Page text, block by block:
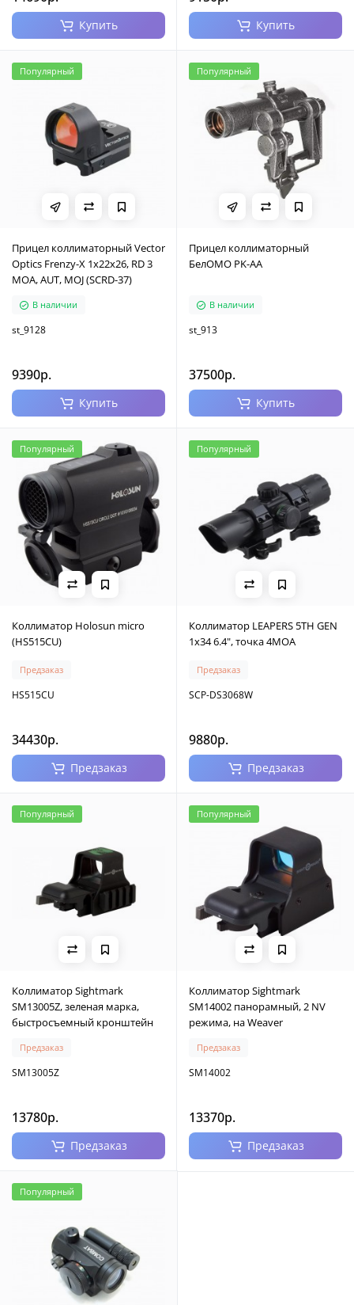
Купить Купить
Популярный
Прицел коллиматорный Vector
Optics Frenzy-X 1x22x26, RD 3
MOA, AUT, MOJ (SCRD-37)
В наличии
st_9128
9390р.
Купить
Популярный
Прицел коллиматорный
БелОМО PK-AА
В наличии
st_913
37500р.
Купить
Популярный
Коллиматор Holosun micro
(HS515CU)
Предзаказ
HS515CU
34430р.
Предзаказ
Популярный
Коллиматор LEAPERS 5TH GEN
1х34 6.4", точка 4MOA
Предзаказ
SCP-DS3068W
9880р.
Предзаказ
Популярный
Коллиматор Sightmark
SM13005Z, зеленая марка,
быстросъемный кронштейн
Предзаказ
SM13005Z
13780р.
Предзаказ
Популярный
Коллиматор Sightmark
SM14002 панорамный, 2 NV
режима, на Weaver
Предзаказ
SM14002
13370р.
Предзаказ
Популярный